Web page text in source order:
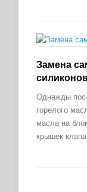
Замена
Однажды
горелого
масла на
крышек